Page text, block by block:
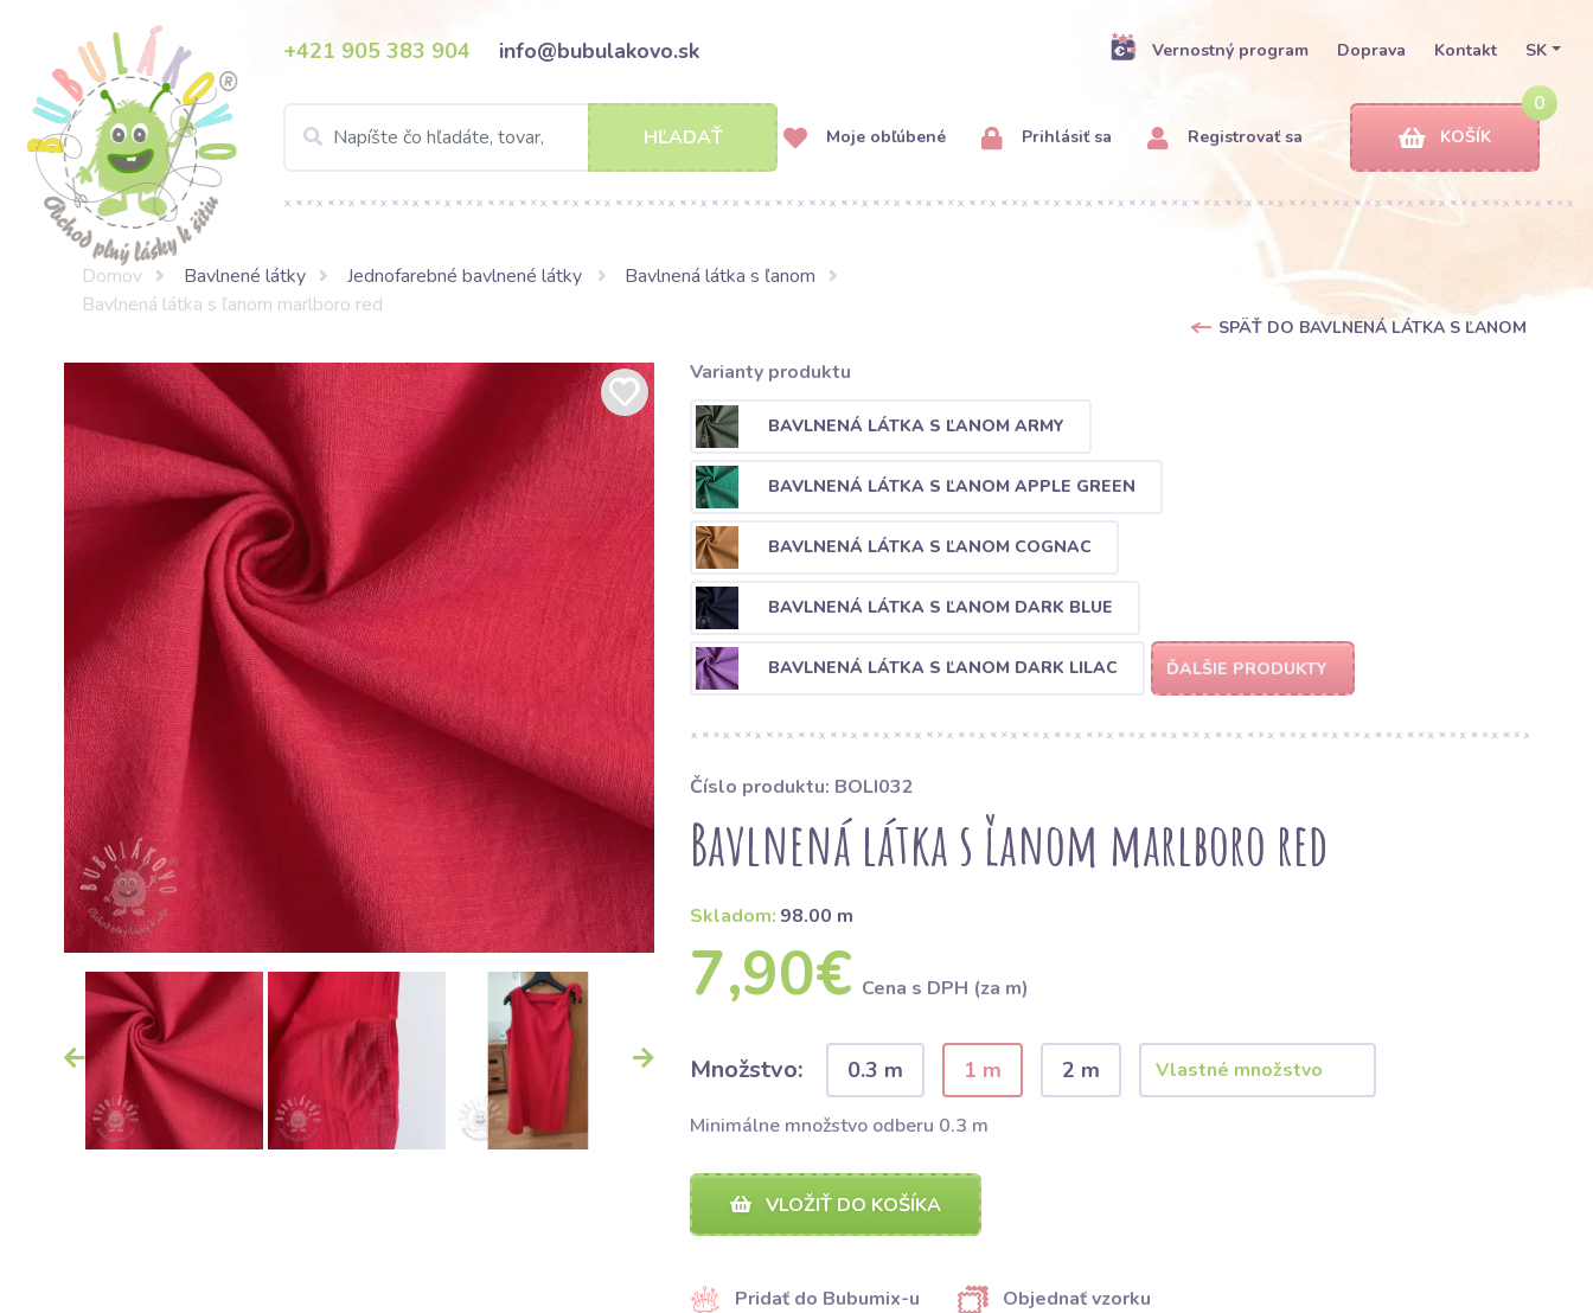
+421 905 383 904 info@bubulakovo.sk Vernostný program Doprava Kontakt SK
HĽADAŤ Moje obľúbené Prihlásiť sa Registrovať sa
0
KOŠÍK
Domov Bavlnené látky Jednofarebné bavlnené látky
Bavlnená látka s ľanom
Bavlnená látka s ľanom marlboro red
SPÄŤ DO BAVLNENÁ LÁTKA S ĽANOM
Varianty produktu
BAVLNENÁ LÁTKA S ĽANOM ARMY
BAVLNENÁ LÁTKA S ĽANOM APPLE GREEN
BAVLNENÁ LÁTKA S ĽANOM COGNAC
BAVLNENÁ LÁTKA S ĽANOM DARK BLUE
BAVLNENÁ LÁTKA S ĽANOM DARK LILAC ĎALŠIE PRODUKTY
Číslo produktu: BOLI032
Bavlnená látka s ľanom marlboro red
Skladom: 98.00 m
7,90€ Cena s DPH (za m)
Množstvo: 0.3 m 1 m 2 m
Minimálne množstvo odberu 0.3 m
VLOŽIŤ DO KOŠÍKA
Pridať do Bubumix-u Objednať vzorku